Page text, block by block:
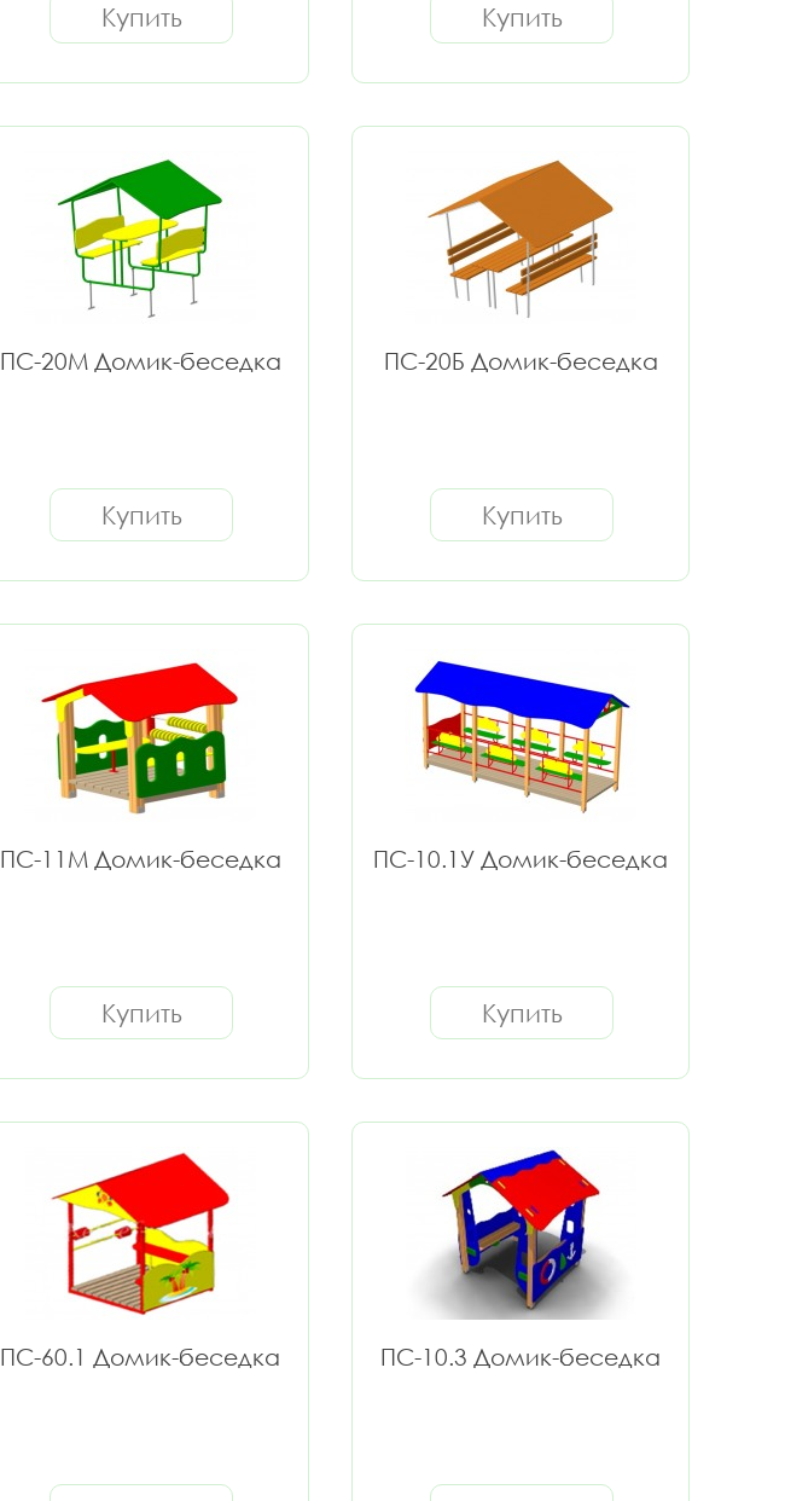
Купить Купить
ПС-20М Домик-беседка
Купить
ПС-20Б Домик-беседка
Купить
ПС-11М Домик-беседка
Купить
ПС-10.1У Домик-беседка
Купить
ПС-60.1 Домик-беседка ПС-10.3 Домик-беседка